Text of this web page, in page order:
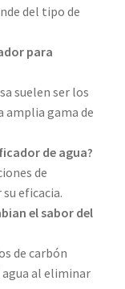
del tipo de
para
suelen ser los
amplia gama de
de agua?
de
eficacia.
el sabor del
de carbón
al eliminar